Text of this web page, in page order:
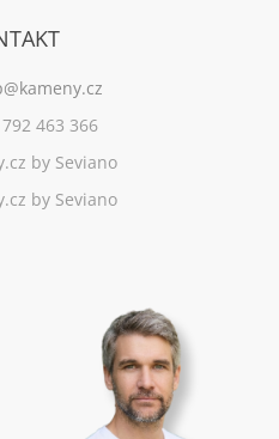
463 366
by Seviano
by Seviano